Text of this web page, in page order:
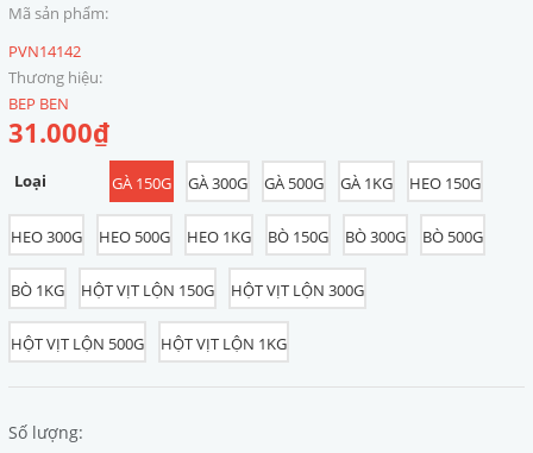
Mã sản phẩm:
PVN14142
Thương hiệu:
BEP BEN
31.000₫
Loại GÀ 150G GÀ 300G GÀ 500G GÀ 1KG HEO 150G
HEO 300G HEO 500G HEO 1KG BÒ 150G BÒ 300G BÒ 500G
BÒ 1KG HỘT VỊT LỘN 150G HỘT VỊT LỘN 300G
HỘT VỊT LỘN 500G HỘT VỊT LỘN 1KG
Số lượng: